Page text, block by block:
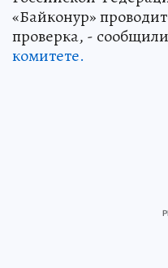
«Байконур»
проверка, -
комитете.